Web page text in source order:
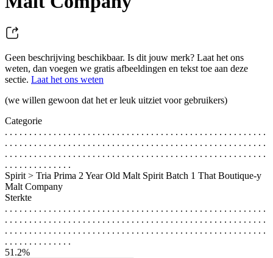
Geen beschrijving beschikbaar. Is dit jouw merk? Laat het ons
weten, dan voegen we gratis afbeeldingen en tekst toe aan deze
sectie. Laat het ons weten
(we willen gewoon dat het er leuk uitziet voor gebruikers)
Categorie
. . . . . . . . . . . . . . . . . . . . . . . . . . . . . . . . . . . . . . . . . . . . . . . . . . . . . .
. . . . . . . . . . . . . . . . . . . . . . . . . . . . . . . . . . . . . . . . . . . . . . . . . . . . . .
. . . . . . . . . . . . . . . . . . . . . . . . . . . . . . . . . . . . . . . . . . . . . . . . . . . . . .
. . . . . . . . . . . . . .
Spirit > Tria Prima 2 Year Old Malt Spirit Batch 1 That Boutique-y
Malt Company
Sterkte
. . . . . . . . . . . . . . . . . . . . . . . . . . . . . . . . . . . . . . . . . . . . . . . . . . . . . .
. . . . . . . . . . . . . . . . . . . . . . . . . . . . . . . . . . . . . . . . . . . . . . . . . . . . . .
. . . . . . . . . . . . . . . . . . . . . . . . . . . . . . . . . . . . . . . . . . . . . . . . . . . . . .
. . . . . . . . . . . . . .
51.2%